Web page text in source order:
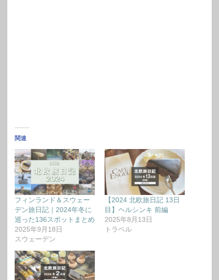
関連
フィンランド＆スウェー
デン旅日記｜2024年冬に
巡った136スポットまとめ
2025年9月18日
スウェーデン
【2024 北欧旅日記 13日
目】ヘルシンキ 前編
2025年8月13日
トラベル